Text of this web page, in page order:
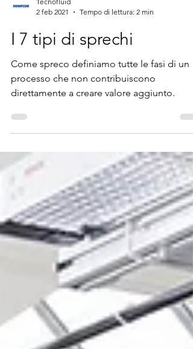
2 feb 2021
Tempo di lettura: 2 min
I 7 tipi di sprechi
Come spreco definiamo tutte le fasi di un
direttamente a creare valore aggiunto.